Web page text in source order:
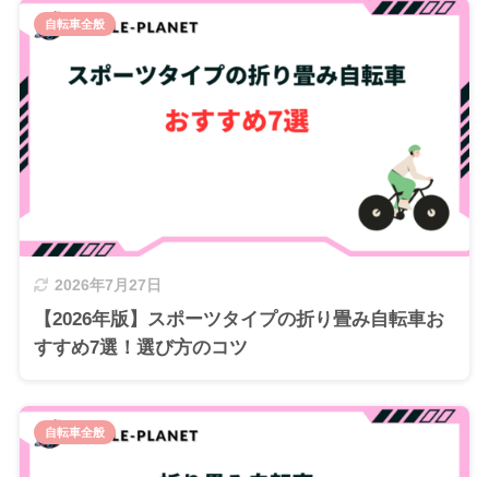
2026年7月27日
【2026年版】スポーツタイプの折り畳み自転車お
すすめ7選！選び方のコツ
自転車全般
自転車全般